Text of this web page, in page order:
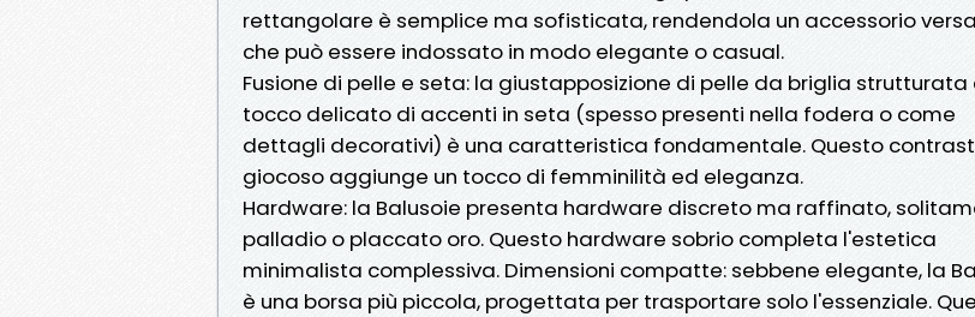
rettangolare è semplice ma sofisticata, rendendola un accessorio
che può essere indossato in modo elegante o casual.
Fusione di pelle e seta: la giustapposizione di pelle da briglia strutturata
tocco delicato di accenti in seta (spesso presenti nella fodera o come
dettagli decorativi) è una caratteristica fondamentale. Questo
giocoso aggiunge un tocco di femminilità ed eleganza.
Hardware: la Balusoie presenta hardware discreto ma raffinato,
palladio o placcato oro. Questo hardware sobrio completa l'estetica
minimalista complessiva. Dimensioni compatte: sebbene elegante, la
è una borsa più piccola, progettata per trasportare solo l'essenziale.